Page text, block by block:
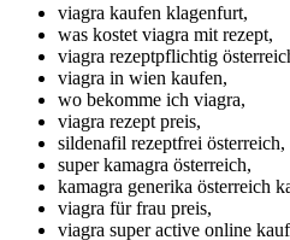
viagra kaufen klagenfurt,
was kostet viagra mit rezept,
viagra rezeptpflichtig
viagra in wien kaufen,
wo bekomme ich viagra,
viagra rezept preis,
sildenafil rezeptfrei österreich,
super kamagra österreich,
kamagra generika österreich
viagra für frau preis,
viagra super active online